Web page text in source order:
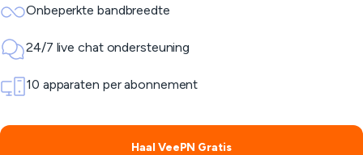
Onbeperkte bandbreedte
24/7 live chat ondersteuning
10 apparaten per abonnement
Haal VeePN Gratis